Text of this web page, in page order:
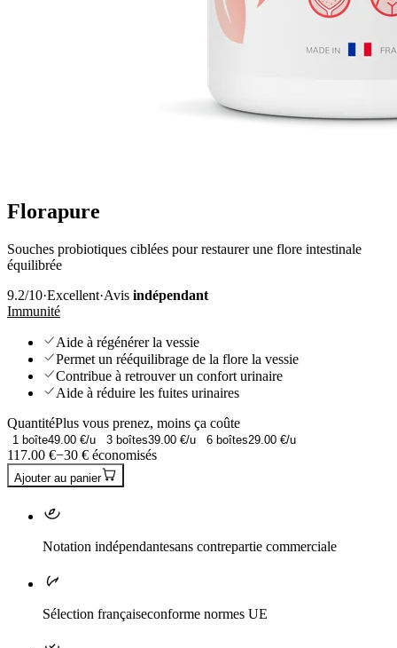
Florapure
Souches probiotiques ciblées pour restaurer une flore intestinale
équilibrée
9.2/10·Excellent·Avis indépendant
Immunité
Aide à régénérer la vessie
Permet un rééquilibrage de la flore la vessie
Contribue à retrouver un confort urinaire
Aide à réduire les fuites urinaires
QuantitéPlus vous prenez, moins ça coûte
1 boîte49.00 €/u 3 boîtes39.00 €/u 6 boîtes29.00 €/u
117.00 €−30 € économisés
Ajouter au panier
Notation indépendantesans contrepartie commerciale
Sélection françaiseconforme normes UE